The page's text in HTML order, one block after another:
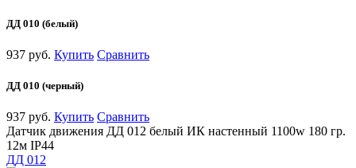
ДД 010 (белый)
937 руб. Купить Сравнить
ДД 010 (черный)
937 руб. Купить Сравнить
Датчик движения ДД 012 белый ИК настенный 1100w 180 гр.
12м IP44
ДД 012